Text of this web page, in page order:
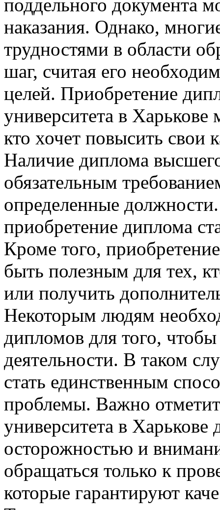
поддельного документа
наказания. Однако,
трудностями в области
шаг, считая его
целей. Приобретение
университета в
кто хочет повысить свои
Наличие диплома
обязательным
определенные
приобретение диплома
Кроме того,
быть полезным для тех,
или получить
Некоторым людям
дипломов для того,
деятельности. В таком
стать единственным
проблемы. Важно
университета в
осторожностью и
обращаться только к
которые гарантируют